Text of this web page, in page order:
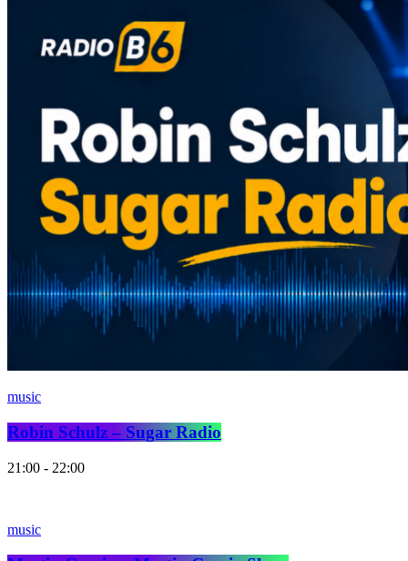
music
Robin Schulz – Sugar Radio
21:00 - 22:00
music